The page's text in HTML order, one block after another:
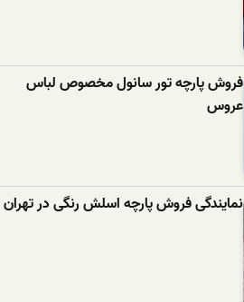
فروش پارچه تور سانول مخصوص لباس
عروس
نمایندگی فروش پارچه اسلش رنگی در تهران